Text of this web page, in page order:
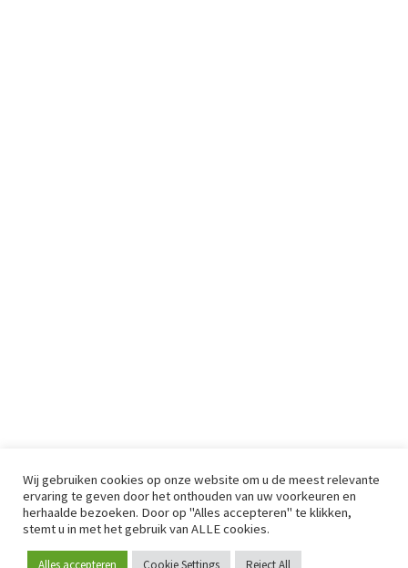
Wij gebruiken cookies op onze website om u de meest relevante
ervaring te geven door het onthouden van uw voorkeuren en
herhaalde bezoeken. Door op "Alles accepteren" te klikken,
stemt u in met het gebruik van ALLE cookies.
Alles accepteren Cookie Settings Reject All